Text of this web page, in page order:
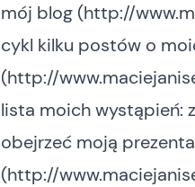
mój blog (http://
cykl kilku postów o
(http://
lista moich wystąpień:
obejrzeć moją
(http://